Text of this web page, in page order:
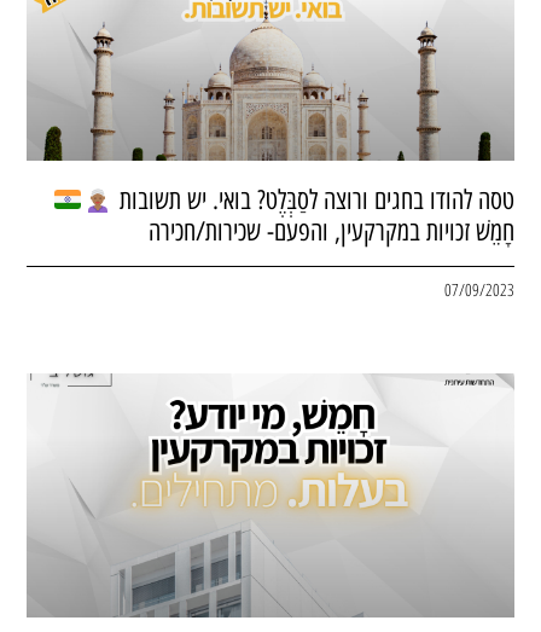
טסה להודו בחגים ורוצה לסַבְּלֶט? בואי. יש תשובות
חָמֵשׁ זכויות במקרקעין, והפעם- שכירות/חכירה
07/09/2023